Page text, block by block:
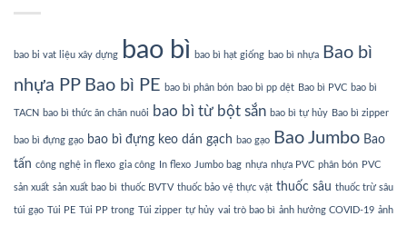
bao bi vat liệu xây dựng bao bì bao bì hạt giống bao bì nhựa
Bao bì
nhựa PP Bao bì PE bao bì phân bón bao bì pp dệt Bao bì PVC bao bì
TACN bao bì thức ăn chăn nuôi bao bì từ bột sắn bao bì tự hủy Bao bì zipper
bao bì đựng gạo bao bì đựng keo dán gạch bao gạo Bao Jumbo Bao
tấn công nghệ in flexo gia công In flexo Jumbo bag nhựa nhựa PVC phân bón PVC
sản xuất sản xuất bao bì thuốc BVTV thuốc bảo vệ thực vật thuốc sâu thuốc trừ sâu
túi gạo Túi PE Túi PP trong Túi zipper tự hủy vai trò bao bì ảnh hưởng COVID-19 ảnh